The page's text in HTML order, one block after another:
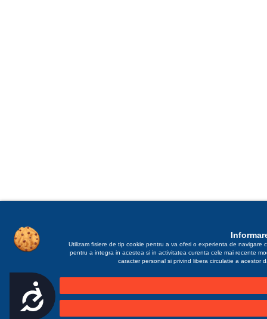
Accesibilitate
Utilizam fisiere de tip cookie pentru a va oferi o experienta de navigare
pentru a integra in acestea si in activitatea curenta cele mai recente
caracter personal si privind libera circulatie a acestor